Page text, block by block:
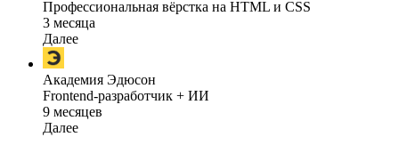
Профессиональная вёрстка на HTML и CSS
3 месяца
Далее
Академия Эдюсон
Frontend-разработчик + ИИ
9 месяцев
Далее